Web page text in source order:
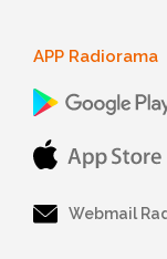
APP Radiorama
Webmail